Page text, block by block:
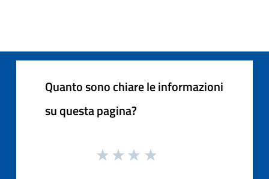
Quanto sono chiare le informazioni
su questa pagina?